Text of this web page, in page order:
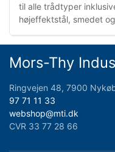
til alle trådtyper
højeffektstål, smedet
Mors-Thy
Ringvejen 48, 7900
97 71 11 33
webshop@mti.dk
CVR 33 77 28 66